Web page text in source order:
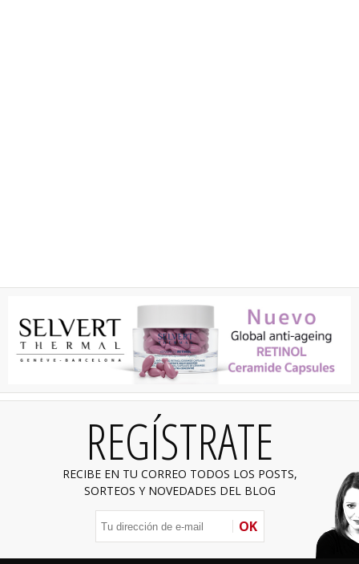
REGÍSTRATE
RECIBE EN TU CORREO TODOS LOS POSTS,
SORTEOS Y NOVEDADES DEL BLOG
OK